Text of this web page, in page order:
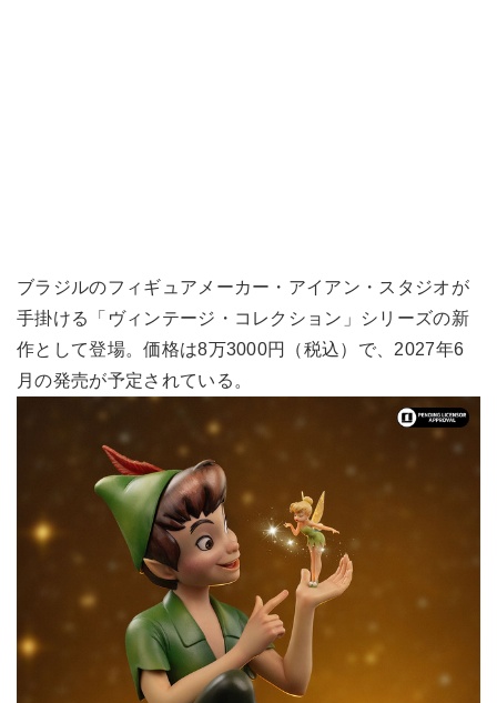
ブラジルのフィギュアメーカー・アイアン・スタジオが
手掛ける「ヴィンテージ・コレクション」シリーズの新
作として登場。価格は8万3000円（税込）で、2027年6
月の発売が予定されている。